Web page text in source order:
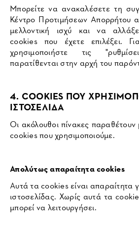
Μπορείτε να ανακαλέσετε τη
Κέντρο Προτιμήσεων Απορρήτου
μελλοντική ισχύ και να
cookies που έχετε επιλέξει.
χρησιμοποιήστε τις
παρατίθενται στην αρχή του
4. COOKIES ΠΟΥ
ΙΣΤΟΣΕΛΙΔΑ
Οι ακόλουθοι πίνακες
cookies που χρησιμοποιούμε.
Απολύτως απαραίτητα cookies
Αυτά τα cookies είναι απαραίτητα
ιστοσελίδας. Χωρίς αυτά τα
μπορεί να λειτουργήσει.